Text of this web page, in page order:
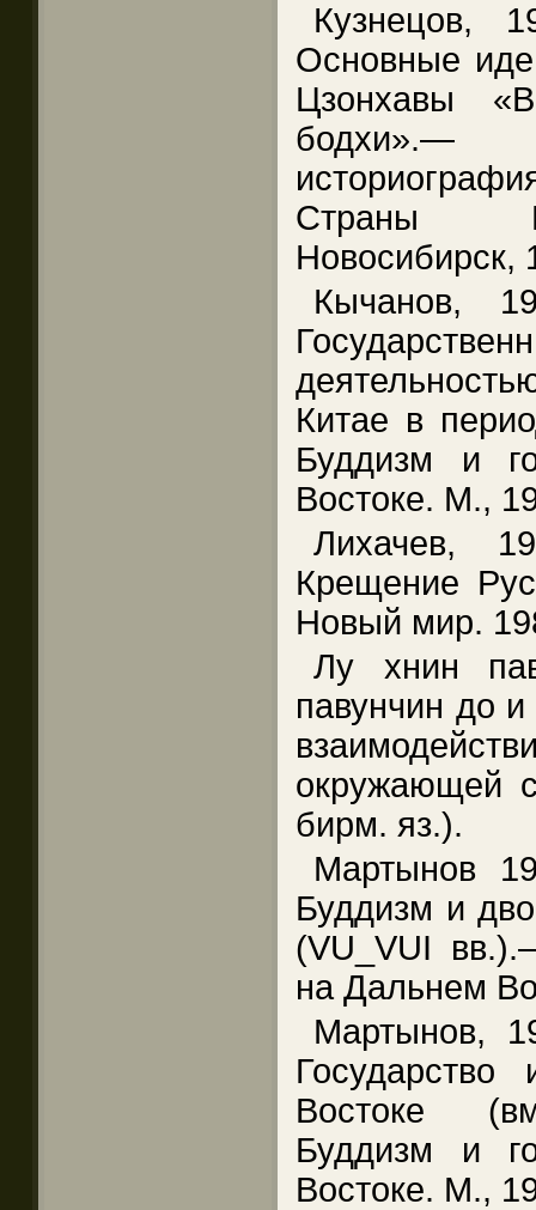
Кузнецов,
Основные
Цзонхавы
бодхи».—
Страны
Новосибирск,
Кычанов,
Китае в
Буддизм и
Востоке. М.,
Лихачев,
Крещение
Новый мир.
Лу хнин
павунчин до
окружающей
бирм. яз.).
Мартынов
Буддизм и
(VU_VUI
на Дальнем
Мартынов,
Востоке
Буддизм и
Востоке. М.,